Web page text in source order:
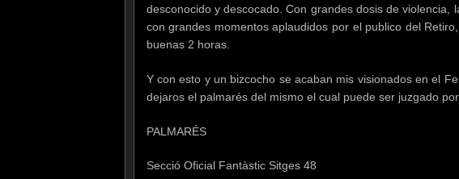
desconocido y descocado. Con grandes dosis de
con grandes momentos aplaudidos por el publico del
buenas 2 horas.
Y con esto y un bizcocho se acaban mis visionados en el
dejaros el palmarés del mismo el cual puede ser juzgado
PALMARÉS
Secció Oficial Fantàstic Sitges 48